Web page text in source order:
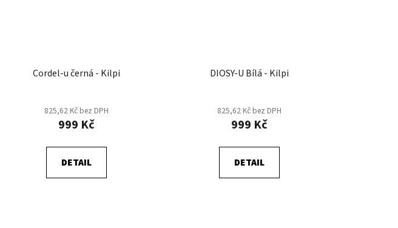
Cordel-u černá - Kilpi
825,62 Kč bez DPH
999 Kč
DETAIL
DIOSY-U Bílá - Kilpi
825,62 Kč bez DPH
999 Kč
DETAIL